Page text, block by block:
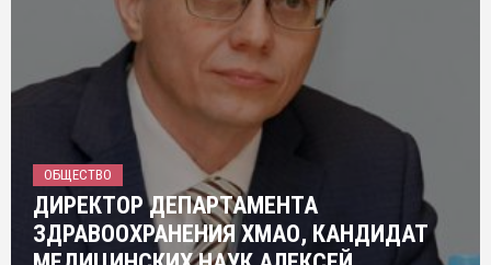
ОБЩЕСТВО
ДИРЕКТОР ДЕПАРТАМЕНТА
ЗДРАВООХРАНЕНИЯ ХМАО, КАНДИДАТ